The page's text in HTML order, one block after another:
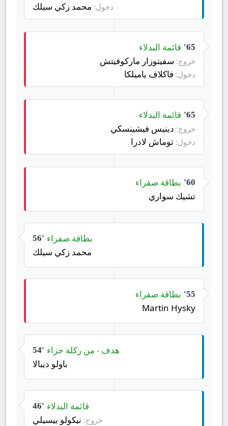
دخول: محمد زكي سيلك
65' قائمة البدلاء
خروج: سفيتوزار ماركوفيتش
دخول: فاكلاف ياميلكا
65' قائمة البدلاء
خروج: دينيس فيشينسكي
دخول: توماش لادرا
60' بطاقة صفراء
تشيك سواري
56' بطاقة صفراء
محمد زكي سيلك
55' بطاقة صفراء
Martin Hysky
54' هدف - من ركلة جزاء
باولو ديبالا
46' قائمة البدلاء
خروج: نيكولو بيسيلي